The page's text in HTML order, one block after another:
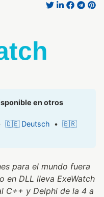
en otros
🇩🇪 Deutsch • 🇧🇷
para el mundo fuera
en DLL lleva ExeWatch
C++ y Delphi de la 4 a